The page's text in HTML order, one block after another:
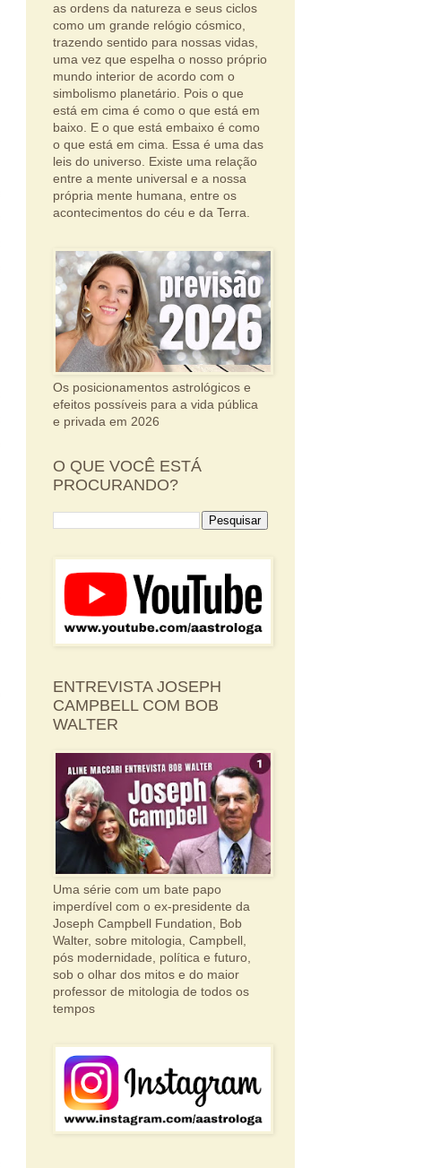
as ordens da natureza e seus ciclos
como um grande relógio cósmico,
trazendo sentido para nossas vidas,
uma vez que espelha o nosso próprio
mundo interior de acordo com o
simbolismo planetário. Pois o que
está em cima é como o que está em
baixo. E o que está embaixo é como
o que está em cima. Essa é uma das
leis do universo. Existe uma relação
entre a mente universal e a nossa
própria mente humana, entre os
acontecimentos do céu e da Terra.
Os posicionamentos astrológicos e
efeitos possíveis para a vida pública
e privada em 2026
O QUE VOCÊ ESTÁ
PROCURANDO?
ENTREVISTA JOSEPH
CAMPBELL COM BOB
WALTER
Uma série com um bate papo
imperdível com o ex-presidente da
Joseph Campbell Fundation, Bob
Walter, sobre mitologia, Campbell,
pós modernidade, política e futuro,
sob o olhar dos mitos e do maior
professor de mitologia de todos os
tempos